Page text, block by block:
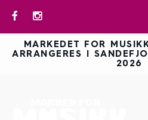
MARKEDET FOR
ARRANGERES I
2026